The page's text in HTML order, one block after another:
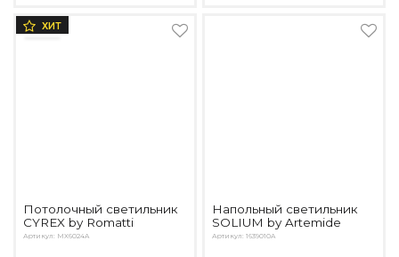
ХИТ
Потолочный светильник
CYREX by Romatti
Артикул: MX6024A
Напольный светильник
SOLIUM by Artemide
Артикул: 1639010A